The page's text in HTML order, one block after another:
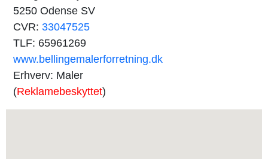
5250 Odense SV
CVR: 33047525
TLF: 65961269
www.bellingemalerforretning.dk
Erhverv: Maler
(Reklamebeskyttet)